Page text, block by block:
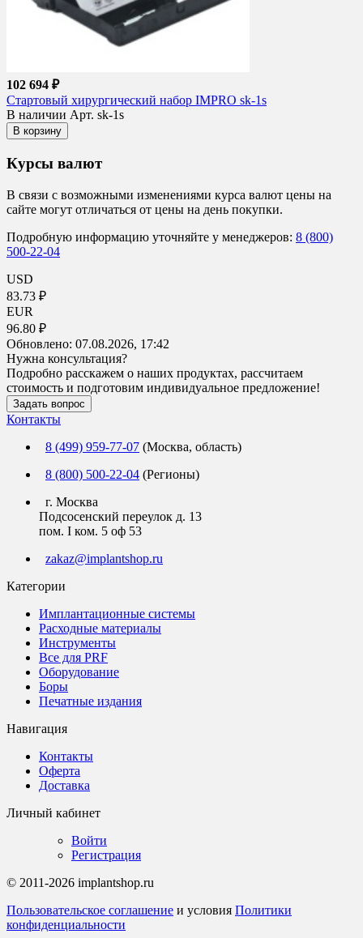
102 694 ₽
Стартовый хирургический набор IMPRO sk-1s
В наличии Арт. sk-1s
В корзину
Курсы валют
В связи с возможными изменениями курса валют цены на
сайте могут отличаться от цены на день покупки.
Подробную информацию уточняйте у менеджеров: 8 (800)
500-22-04
USD
83.73 ₽
EUR
96.80 ₽
Обновлено: 07.08.2026, 17:42
Нужна консультация?
Подробно расскажем о наших продуктах, рассчитаем
стоимость и подготовим индивидуальное предложение!
Задать вопрос
Контакты
8 (499) 959-77-07 (Москва, область)
8 (800) 500-22-04 (Регионы)
г. Москва
Подсосенский переулок д. 13
пом. I ком. 5 оф 53
zakaz@implantshop.ru
Категории
Имплантационные системы
Расходные материалы
Инструменты
Все для PRF
Оборудование
Боры
Печатные издания
Навигация
Контакты
Оферта
Доставка
Личный кабинет
Войти
Регистрация
© 2011-2026 implantshop.ru
Пользовательское соглашение и условия Политики
конфиденциальности